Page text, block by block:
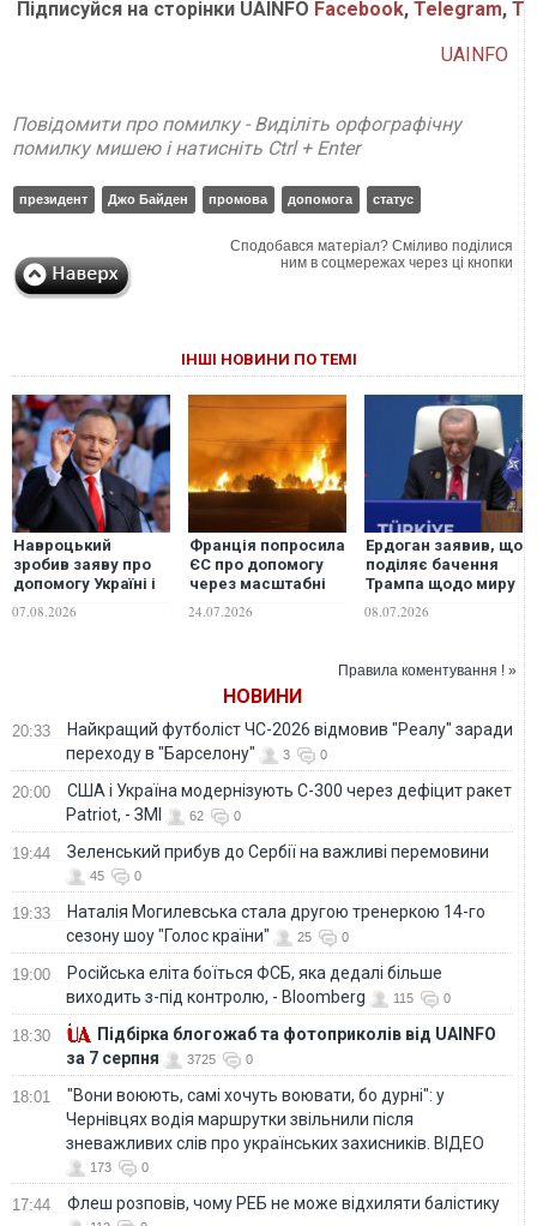
Підписуйся на сторінки UAINFO Facebook, Telegram,
UAINFO
Повідомити про помилку - Виділіть орфографічну
помилку мишею і натисніть Ctrl + Enter
президент Джо Байден промова допомога статус
Сподобався матеріал? Сміливо поділися
ним в соцмережах через ці кнопки
ІНШІ НОВИНИ ПО ТЕМІ
Навроцький
зробив заяву про
допомогу Україні і
"бандерівські
07.08.2026
Франція попросила
ЄС про допомогу
через масштабні
24.07.2026
Ердоган заявив, що
поділяє бачення
Трампа щодо миру
08.07.2026
Правила коментування ! »
НОВИНИ
20:33
Найкращий футболіст ЧС-2026 відмовив "Реалу" заради
переходу в "Барселону"
3 0
20:00
США і Україна модернізують С-300 через дефіцит ракет
Patriot, - ЗМІ
62 0
19:44 Зеленський прибув до Сербії на важливі перемовини
45 0
19:33
Наталія Могилевська стала другою тренеркою 14-го
сезону шоу "Голос країни"
25 0
19:00
Російська еліта боїться ФСБ, яка дедалі більше
виходить з-під контролю, - Bloomberg
115 0
18:30
Підбірка блогожаб та фотоприколів від UAINFO
за 7 серпня
3725 0
18:01
"Вони воюють, самі хочуть воювати, бо дурні": у
Чернівцях водія маршрутки звільнили після
зневажливих слів про українських захисників. ВІДЕО
173 0
17:44 Флеш розповів, чому РЕБ не може відхиляти балістику